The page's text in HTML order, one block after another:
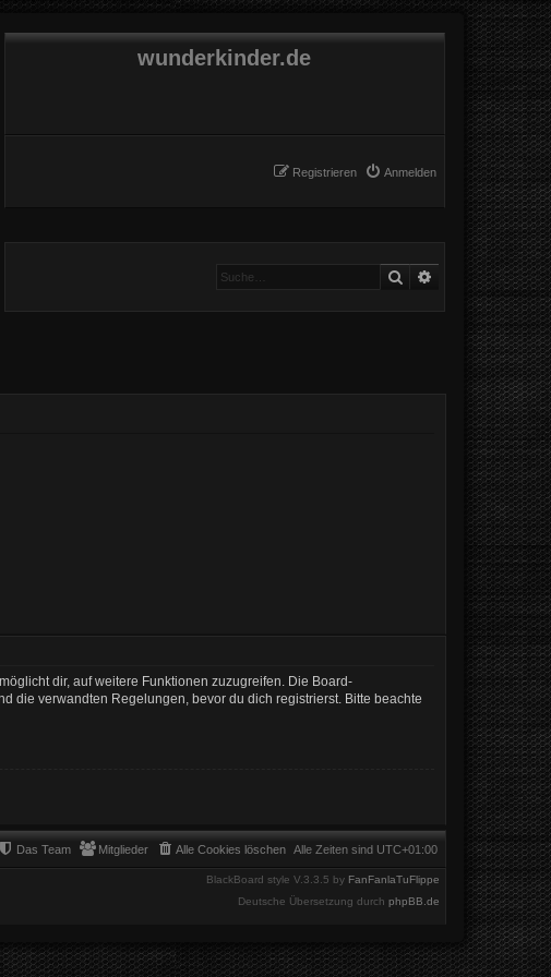
wunderkinder.de
Anmelden
Registrieren
Suche Erweiterte Suche
dir, auf weitere Funktionen zuzugreifen. Die Board-
die verwandten Regelungen, bevor du dich registrierst. Bitte beachte
Alle Zeiten sind UTC+01:00
Alle Cookies löschen
Mitglieder
Das Team
BlackBoard style V.3.3.5 by FanFanlaTuFlippe
Deutsche Übersetzung durch phpBB.de